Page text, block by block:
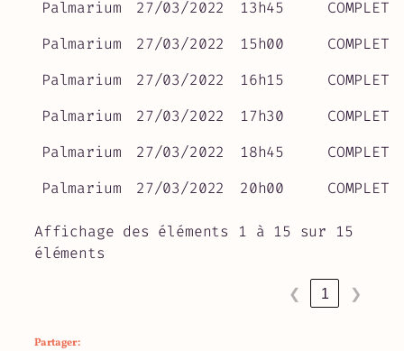
Palmarium
27/03/2022 13h45
COMPLET
Palmarium
27/03/2022 15h00
COMPLET
Palmarium
27/03/2022 16h15
COMPLET
Palmarium
27/03/2022 17h30
COMPLET
Palmarium
27/03/2022 18h45
COMPLET
Palmarium
27/03/2022 20h00 COMPLET
Affichage des éléments 1 à 15 sur 15
éléments
❮ 1 ❯
Partager :